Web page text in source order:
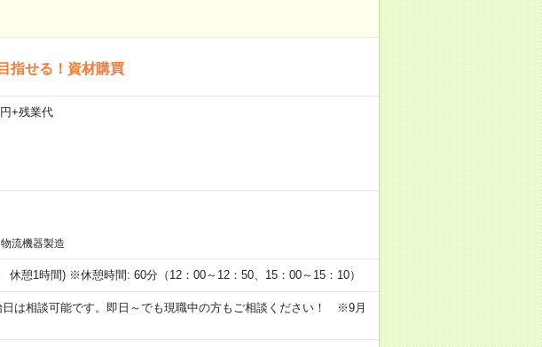
指せる！資材購買
+残業代
流機器製造
憩1時間) ※休憩時間: 60分（12：00～12：50、15：00～15：10）
は相談可能です。即日～でも現職中の方もご相談ください！ ※9月